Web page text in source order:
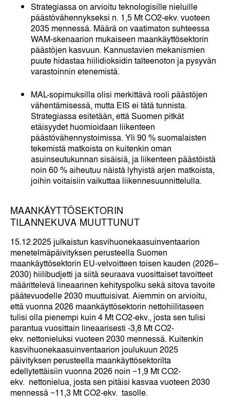
Strategiassa on arvioitu teknologisille nieluille
päästövähennykseksi n. 1,5 Mt CO2-ekv. vuoteen
2035 mennessä. Määrä on vaatimaton suhteessa
WAM-skenaarion mukaiseen maankäyttösektorin
päästöjen kasvuun. Kannustavien mekanismien
puute hidastaa hiilidioksidin talteenoton ja pysyvän
varastoinnin etenemistä.
MAL-sopimuksilla olisi merkittävä rooli päästöjen
vähentämisessä, mutta EIS ei tätä tunnista.
Strategiassa esitetään, että Suomen pitkät
etäisyydet huomioidaan liikenteen
päästövähennystoimissa. Yli 90 % suomalaisten
tekemistä matkoista on kuitenkin oman
asuinseutukunnan sisäisiä, ja liikenteen päästöistä
noin 60 % aiheutuu näistä lyhyistä arjen matkoista,
joihin voitaisiin vaikuttaa liikennesuunnittelulla.
MAANKÄYTTÖSEKTORIN
TILANNEKUVA MUUTTUNUT
15.12.2025 julkaistun kasvihuonekaasuinventaarion
menetelmäpäivityksen perusteella Suomen
maankäyttösektorin EU-velvoitteen toisen kauden (2026–
2030) hiilibudjetti ja siitä seuraava vuosittaiset tavoitteet
määrittelevä lineaarinen kehityspolku sekä sitova tavoite
päätevuodelle 2030 muuttuisivat. Aiemmin on arvioitu,
että vuonna 2026 maankäyttösektorin nettohiilitaseen
tulisi olla pienempi kuin 4 Mt CO2-ekv., josta sen tulisi
parantua vuosittain lineaarisesti -3,8 Mt CO2-
ekv. nettonieluksi vuoteen 2030 mennessä. Kuitenkin
kasvihuonekaasuinventaarion joulukuun 2025
päivityksen perusteella maankäyttösektorilta
edellytettäisiin vuonna 2026 noin −1,9 Mt CO2-
ekv. nettonielua, josta sen pitäisi kasvaa vuoteen 2030
mennessä −11,3 Mt CO2-ekv. tasolle.